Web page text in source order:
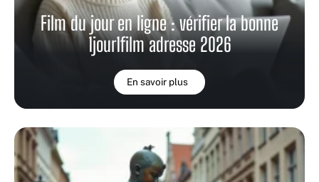
Film du jour en ligne : vérifier la bonne
1jour1film adresse 2026
En savoir plus